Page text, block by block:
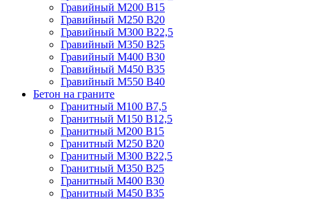
Гравийный М200 В15
Гравийный М250 В20
Гравийный М300 В22,5
Гравийный М350 В25
Гравийный М400 В30
Гравийный М450 В35
Гравийный М550 В40
Бетон на граните
Гранитный М100 В7,5
Гранитный М150 В12,5
Гранитный М200 В15
Гранитный М250 В20
Гранитный М300 В22,5
Гранитный М350 В25
Гранитный М400 В30
Гранитный М450 В35